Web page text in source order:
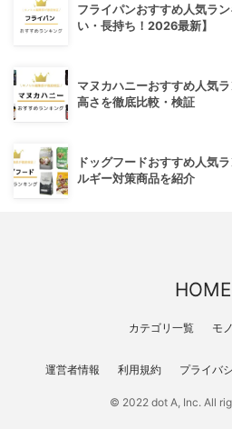
フライパンおすすめ人気ラ
い・長持ち！2026最新】
マヌカハニーおすすめ人気
高さを徹底比較・検証
ドッグフードおすすめ人気
ルギー対策商品を紹介
HOME
カテゴリ一覧 モ
運営者情報 利用規約 プライバ
© 2022 dot A, Inc. All